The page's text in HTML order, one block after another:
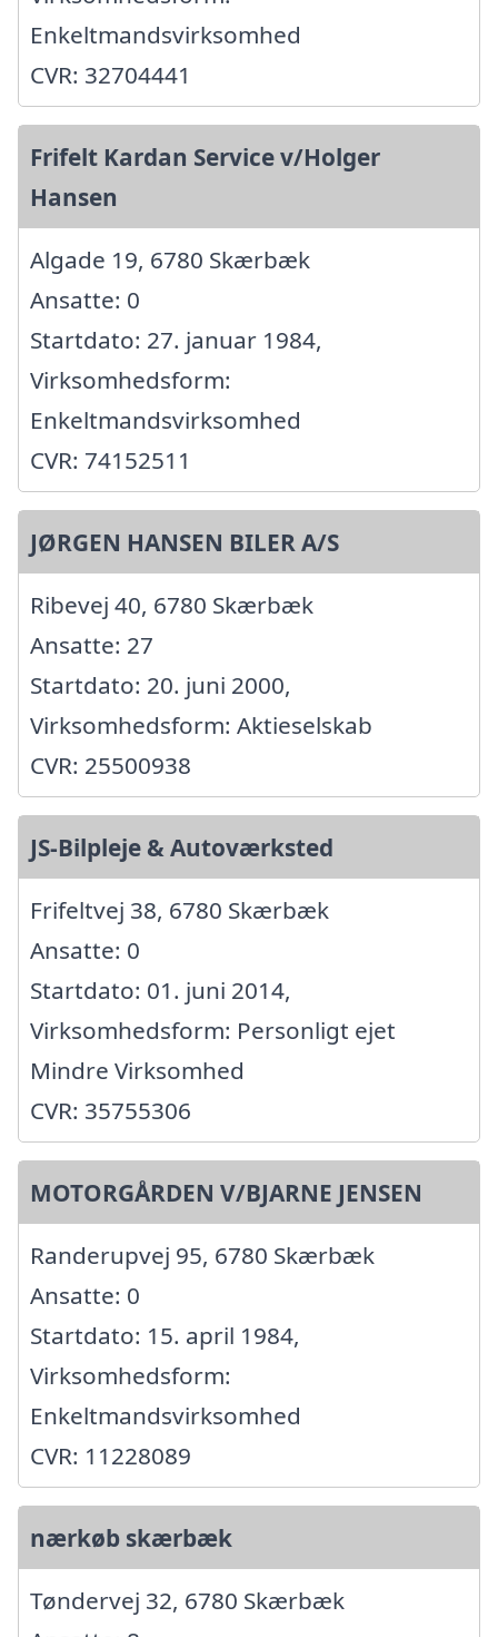
Enkeltmandsvirksomhed
CVR: 32704441
Frifelt Kardan Service v/Holger
Hansen
Algade 19, 6780 Skærbæk
Ansatte: 0
Startdato: 27. januar 1984,
Virksomhedsform:
Enkeltmandsvirksomhed
CVR: 74152511
JØRGEN HANSEN BILER A/S
Ribevej 40, 6780 Skærbæk
Ansatte: 27
Startdato: 20. juni 2000,
Virksomhedsform: Aktieselskab
CVR: 25500938
JS-Bilpleje & Autoværksted
Frifeltvej 38, 6780 Skærbæk
Ansatte: 0
Startdato: 01. juni 2014,
Virksomhedsform: Personligt ejet
Mindre Virksomhed
CVR: 35755306
MOTORGÅRDEN V/BJARNE JENSEN
Randerupvej 95, 6780 Skærbæk
Ansatte: 0
Startdato: 15. april 1984,
Virksomhedsform:
Enkeltmandsvirksomhed
CVR: 11228089
nærkøb skærbæk
Tøndervej 32, 6780 Skærbæk